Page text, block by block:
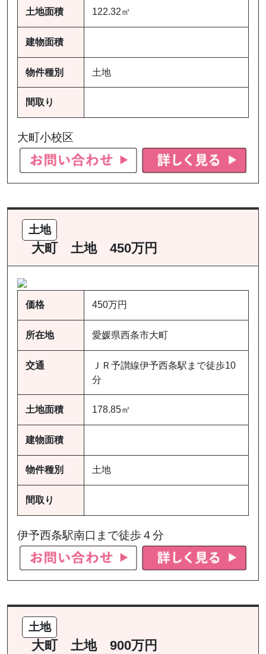
土地面積 122.32㎡
建物面積
物件種別 土地
間取り
大町小校区
土地
大町 土地 450万円
価格 450万円
所在地 愛媛県西条市大町
交通
ＪＲ予讃線伊予西条駅まで徒歩10
分
土地面積 178.85㎡
建物面積
物件種別 土地
間取り
伊予西条駅南口まで徒歩４分
土地
大町 土地 900万円